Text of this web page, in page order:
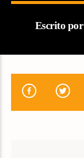
Escrito por